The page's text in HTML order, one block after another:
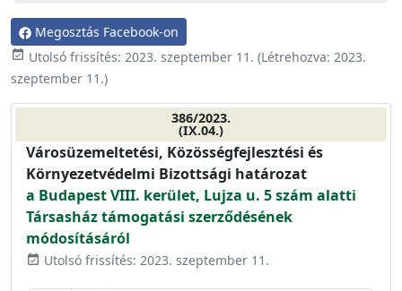
Megosztás Facebook-on
event_available Utolsó frissítés: 2023. szeptember 11. (Létrehozva: 2023.
szeptember 11.)
386/2023.
(IX.04.)
Városüzemeltetési, Közösségfejlesztési és
Környezetvédelmi Bizottsági határozat
a Budapest VIII. kerület, Lujza u. 5 szám alatti
Társasház támogatási szerződésének
módosításáról
event_available Utolsó frissítés: 2023. szeptember 11.